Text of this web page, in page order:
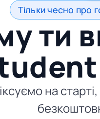
Тільки чесно про
ти
на